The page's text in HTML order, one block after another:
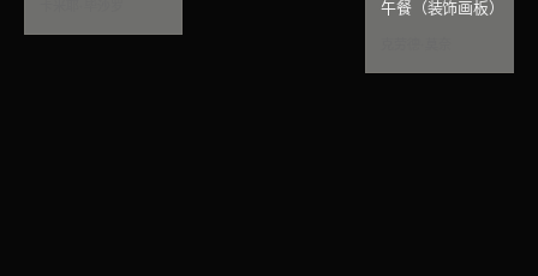
午餐（装饰画板）